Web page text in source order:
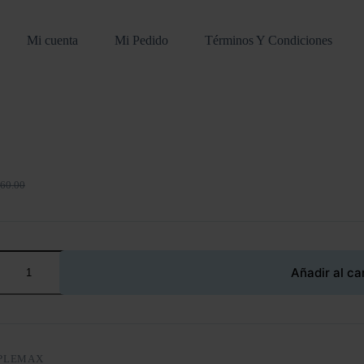
Mi cuenta Mi Pedido Términos Y Condiciones
60.00
Añadir al